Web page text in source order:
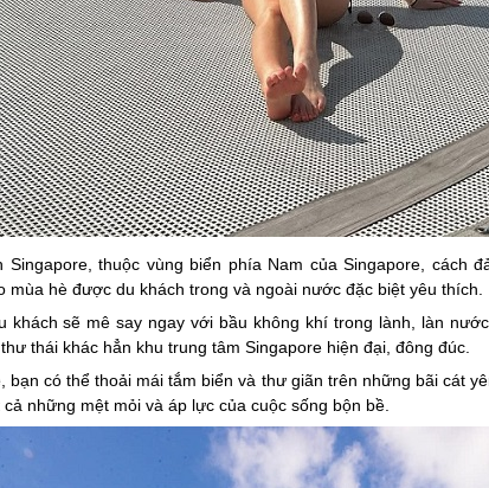
thuộc vùng biển phía Nam của Singapore, cách
hè được du khách trong và ngoài nước đặc biệt yêu thích.
khách sẽ mê say ngay với bầu không khí trong lành, làn
thái khác hẳn khu trung tâm Singapore hiện đại, đông đúc.
bạn có thể thoải mái tắm biển và thư giãn trên những bãi cát
những mệt mỏi và áp lực của cuộc sống bộn bề.